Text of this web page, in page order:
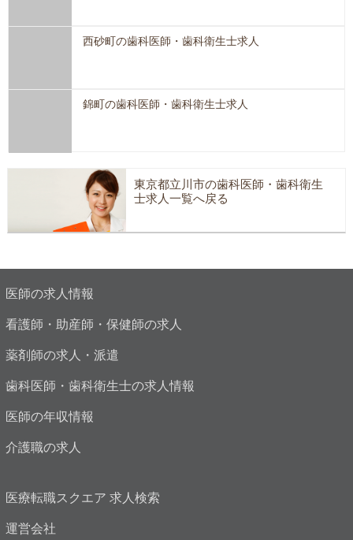
西砂町の歯科医師・歯科衛生士求人
錦町の歯科医師・歯科衛生士求人
東京都立川市の歯科医師・歯科衛生
士求人一覧へ戻る
医師の求人情報
看護師・助産師・保健師の求人
薬剤師の求人・派遣
歯科医師・歯科衛生士の求人情報
医師の年収情報
介護職の求人
医療転職スクエア 求人検索
運営会社